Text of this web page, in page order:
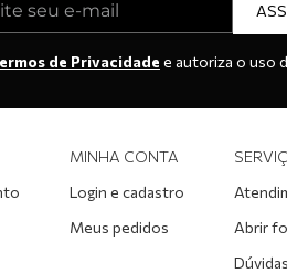
de Privacidade e autoriza o uso
MINHA CONTA
Login e cadastro
Meus pedidos
Abrir